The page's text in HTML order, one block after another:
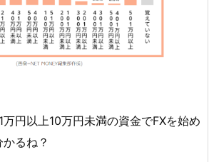
円以上10万円未満の資金でFXを始め
るね？